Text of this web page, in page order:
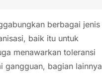
berbagai jenis
baik itu untuk
menawarkan toleransi
gangguan, bagian lainnya